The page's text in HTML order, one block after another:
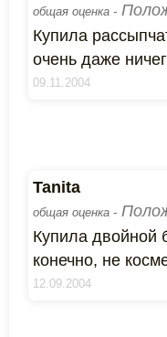
общая оценка -
Купила
очень даже
09.11.2004
Tanita
общая оценка -
Купила двойной
конечно, не
12.09.2004